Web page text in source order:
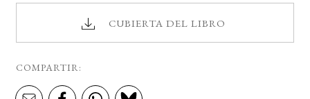
CUBIERTA DEL LIBRO
COMPARTIR: